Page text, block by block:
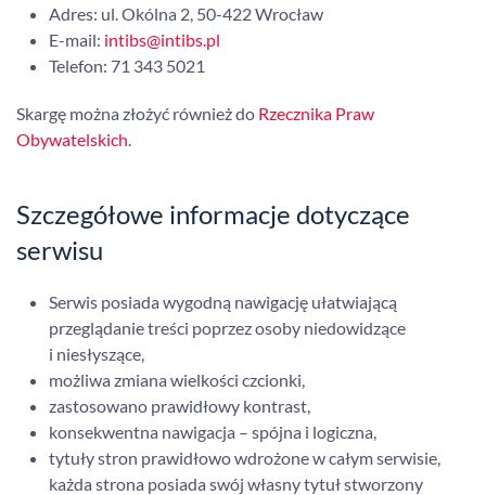
Adres: ul. Okólna 2, 50-422 Wrocław
E-mail: intibs@intibs.pl
Telefon: 71 343 5021
Skargę można złożyć również do Rzecznika Praw
Obywatelskich.
Szczegółowe informacje dotyczące
serwisu
Serwis posiada wygodną nawigację ułatwiającą
przeglądanie treści poprzez osoby niedowidzące
i niesłyszące,
możliwa zmiana wielkości czcionki,
zastosowano prawidłowy kontrast,
konsekwentna nawigacja – spójna i logiczna,
tytuły stron prawidłowo wdrożone w całym serwisie,
każda strona posiada swój własny tytuł stworzony